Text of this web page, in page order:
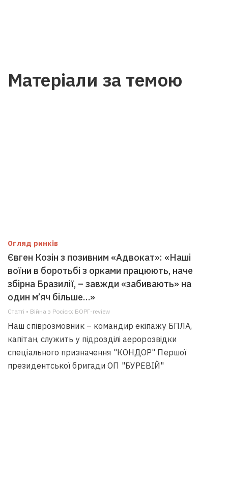
Матеріали за темою
Огляд ринків
Євген Козін з позивним «Адвокат»: «Наші
воїни в боротьбі з орками працюють, наче
збірна Бразилії, – завжди «забивають» на
один м’яч більше…»
Статті • Війна з Росією; БОРГ-review
Наш співрозмовник – командир екіпажу БПЛА,
капітан, служить у підрозділі аеророзвідки
спеціального призначення "КОНДОР" Першої
президентської бригади ОП "БУРЕВІЙ"